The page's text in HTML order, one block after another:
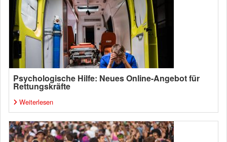
Psychologische Hilfe: Neues Online-Angebot für
Rettungskräfte
Weiterlesen